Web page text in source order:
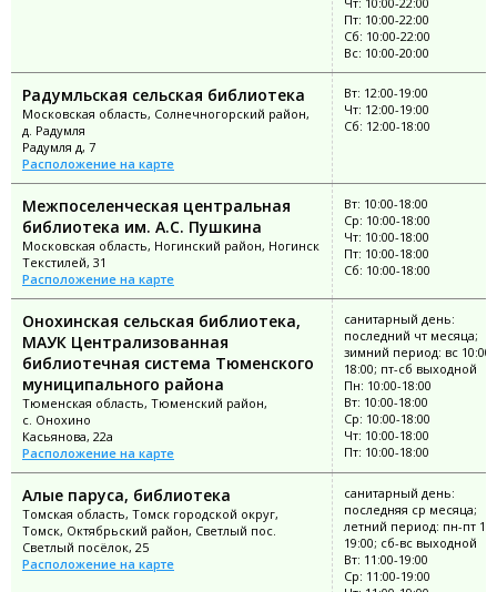
Пт: 10:00-22:00
Сб: 10:00-22:00
Вс: 10:00-20:00
Радумльская сельская библиотека
Московская область, Солнечногорский район,
д. Радумля
Радумля д, 7
Расположение на карте
Вт: 12:00-19:00
Чт: 12:00-19:00
Сб: 12:00-18:00
Межпоселенческая центральная
библиотека им. А.С. Пушкина
Московская область, Ногинский район, Ногинск
Текстилей, 31
Расположение на карте
Вт: 10:00-18:00
Ср: 10:00-18:00
Чт: 10:00-18:00
Пт: 10:00-18:00
Сб: 10:00-18:00
Онохинская сельская библиотека,
МАУК Централизованная
библиотечная система Тюменского
муниципального района
Тюменская область, Тюменский район,
с. Онохино
Касьянова, 22а
Расположение на карте
санитарный день:
последний чт месяца;
зимний период: вс 10:00-
18:00; пт-сб выходной
Пн: 10:00-18:00
Вт: 10:00-18:00
Ср: 10:00-18:00
Чт: 10:00-18:00
Пт: 10:00-18:00
Алые паруса, библиотека
Томская область, Томск городской округ,
Томск, Октябрьский район, Светлый пос.
Светлый посёлок, 25
Расположение на карте
санитарный день:
последняя ср месяца;
летний период: пн-пт
19:00; сб-вс выходной
Вт: 11:00-19:00
Ср: 11:00-19:00